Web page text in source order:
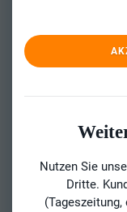
Nutzen Sie
Dritte.
(Tageszeitung,